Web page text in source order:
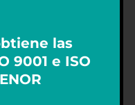
las
9001 e ISO